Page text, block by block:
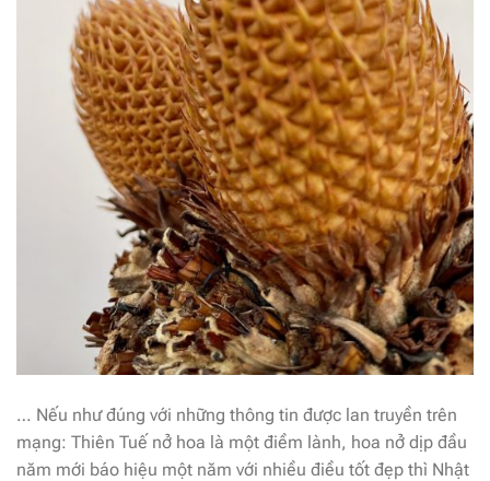
… Nếu như đúng với những thông tin được lan truyền trên
mạng: Thiên Tuế nở hoa là một điềm lành, hoa nở dịp đầu
năm mới báo hiệu một năm với nhiều điều tốt đẹp thì Nhật